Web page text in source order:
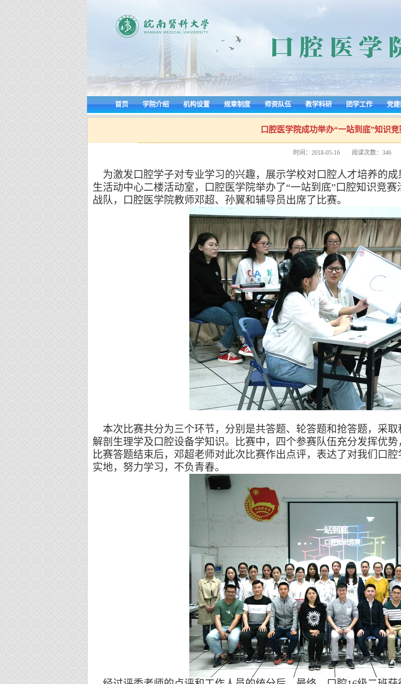
首页 学院介绍 机构设置 规章制度 师资队伍 教学科研 团学工作 党
口腔医学院成功举办“一站到底”知识
时间：2018-05-16 阅读次数： 346
为激发口腔学子对专业学习的兴趣，展示学校对口腔人才培养的
生活动中心二楼活动室，口腔医学院举办了“一站到底”口腔知识竞
战队，口腔医学院教师邓超、孙翼和辅导员出席了比赛。
本次比赛共分为三个环节，分别是共答题、轮答题和抢答题，采
解剖生理学及口腔设备学知识。比赛中，四个参赛队伍充分发挥优
比赛答题结束后，邓超老师对此次比赛作出点评，表达了对我们口
实地，努力学习，不负青春。